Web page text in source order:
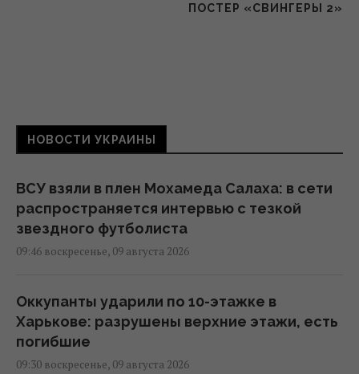
ПОСТЕР «СВИНГЕРЫ 2»
НОВОСТИ УКРАИНЫ
ВСУ взяли в плен Мохамеда Салаха: в сети
распространяется интервью с тезкой
звездного футболиста
09:46 воскресенье, 09 августа 2026
Оккупанты ударили по 10-этажке в
Харькове: разрушены верхние этажи, есть
погибшие
09:30 воскресенье, 09 августа 2026